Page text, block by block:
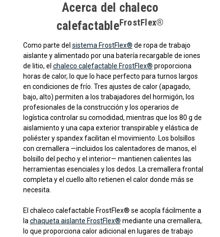
Acerca del chaleco
calefactableFrostFlex®
Como parte del sistema FrostFlex® de ropa de trabajo
aislante y alimentado por una batería recargable de iones
de litio, el chaleco calefactable FrostFlex® proporciona
horas de calor, lo que lo hace perfecto para turnos largos
en condiciones de frío. Tres ajustes de calor (apagado,
bajo, alto) permiten a los trabajadores del hormigón, los
profesionales de la construcción y los operarios de
logística controlar su comodidad, mientras que los 80 g de
aislamiento y una capa exterior transpirable y elástica de
poliéster y spandex facilitan el movimiento. Los bolsillos
con cremallera —incluidos los calentadores de manos, el
bolsillo del pecho y el interior— mantienen calientes las
herramientas esenciales y los dedos. La cremallera frontal
completa y el cuello alto retienen el calor donde más se
necesita.
El chaleco calefactable FrostFlex® se acopla fácilmente a
la chaqueta aislante FrostFlex® mediante una cremallera,
lo que proporciona calor adicional en lugares de trabajo